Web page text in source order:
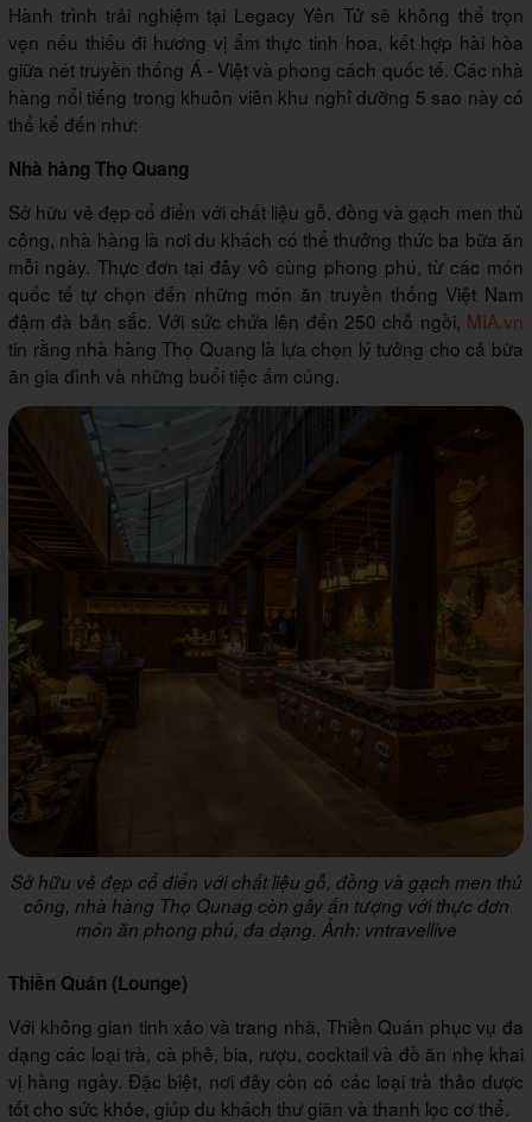
Hành trình trải nghiệm tại Legacy Yên Tử sẽ không thể trọn
vẹn nếu thiếu đi hương vị ẩm thực tinh hoa, kết hợp hài hòa
giữa nét truyền thống Á - Việt và phong cách quốc tế. Các nhà
hàng nổi tiếng trong khuôn viên khu nghỉ dưỡng 5 sao này có
thể kể đến như:
Nhà hàng Thọ Quang
Sở hữu vẻ đẹp cổ điển với chất liệu gỗ, đồng và gạch men thủ
công, nhà hàng là nơi du khách có thể thưởng thức ba bữa ăn
mỗi ngày. Thực đơn tại đây vô cùng phong phú, từ các món
quốc tế tự chọn đến những món ăn truyền thống Việt Nam
đậm đà bản sắc. Với sức chứa lên đến 250 chỗ ngồi, MIA.vn
tin rằng nhà hàng Thọ Quang là lựa chọn lý tưởng cho cả bữa
ăn gia đình và những buổi tiệc ấm cúng.
Sở hữu vẻ đẹp cổ điển với chất liệu gỗ, đồng và gạch men thủ
công, nhà hàng Thọ Qunag còn gây ấn tượng với thực đơn
món ăn phong phú, đa dạng. Ảnh: vntravellive
Thiền Quán (Lounge)
Với không gian tinh xảo và trang nhã, Thiền Quán phục vụ đa
dạng các loại trà, cà phê, bia, rượu, cocktail và đồ ăn nhẹ khai
vị hàng ngày. Đặc biệt, nơi đây còn có các loại trà thảo dược
tốt cho sức khỏe, giúp du khách thư giãn và thanh lọc cơ thể.